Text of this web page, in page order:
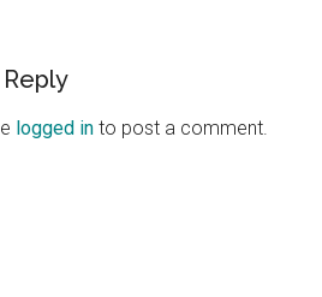
logged in to post a comment.